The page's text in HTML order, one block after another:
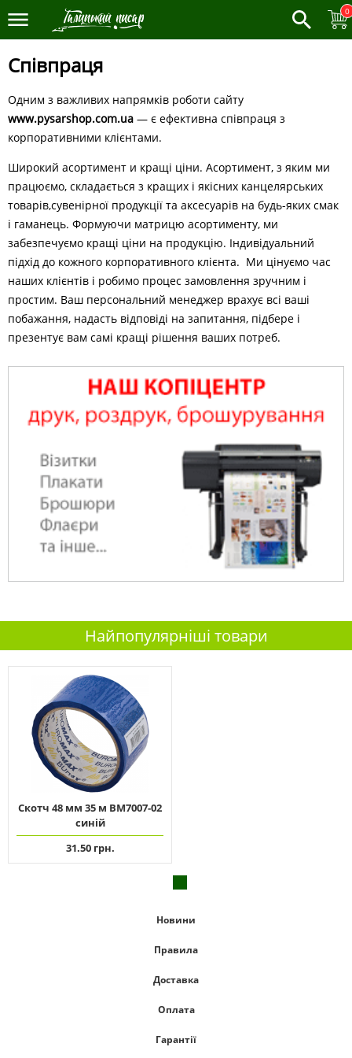
0
Співпраця
Одним з важливих напрямків роботи сайту
www.pysarshop.com.ua — є ефективна співпраця з
корпоративними клієнтами.
Широкий асортимент и кращі ціни. Асортимент, з яким ми
працюємо, складається з кращих і якісних канцелярських
товарів,сувенірної продукції та аксесуарів на будь-яких смак
і гаманець. Формуючи матрицю асортименту, ми
забезпечуємо кращі ціни на продукцію. Індивідуальний
підхід до кожного корпоративного клієнта. Ми цінуємо час
наших клієнтів і робимо процес замовлення зручним і
простим. Ваш персональний менеджер врахує всі ваші
побажання, надасть відповіді на запитання, підбере і
презентує вам самі кращі рішення ваших потреб.
Найпопулярніші товари
Скотч 48 мм 35 м ВМ7007-02
синій
31.50 грн.
Новини
Правила
Доставка
Оплата
Гарантії